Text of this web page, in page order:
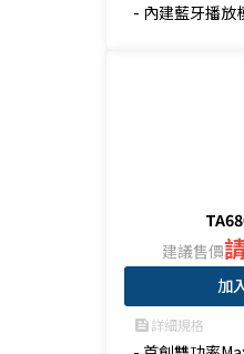
- 內建藍牙播放
建議售價
加
feed詳細規格